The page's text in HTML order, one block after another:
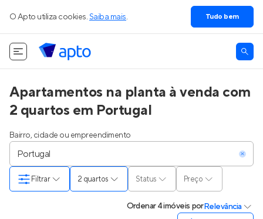
O Apto utiliza cookies. Saiba mais. Tudo bem
Apartamentos na planta à venda com
2 quartos em Portugal
Bairro, cidade ou empreendimento
2 quartos Status Preço
Filtrar
Ordenar4 imóveis porRelevância